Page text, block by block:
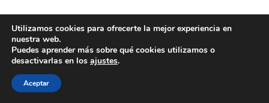
Utilizamos cookies para ofrecerte la mejor experiencia en
nuestra web.
Puedes aprender más sobre qué cookies utilizamos o
desactivarlas en los ajustes.
Aceptar